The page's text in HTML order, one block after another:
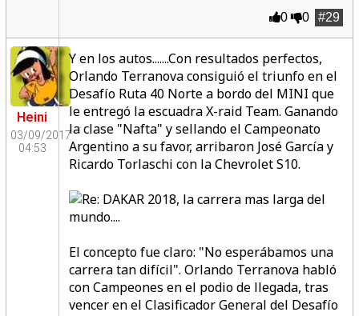
#29
0 0
Heini
03/09/2017
04:53
Y en los autos.......Con resultados perfectos,
Orlando Terranova consiguió el triunfo en el
Desafío Ruta 40 Norte a bordo del MINI que
le entregó la escuadra X-raid Team. Ganando
la clase "Nafta" y sellando el Campeonato
Argentino a su favor, arribaron José García y
Ricardo Torlaschi con la Chevrolet S10.
El concepto fue claro: "No esperábamos una
carrera tan difícil". Orlando Terranova habló
con Campeones en el podio de llegada, tras
vencer en el Clasificador General del Desafío